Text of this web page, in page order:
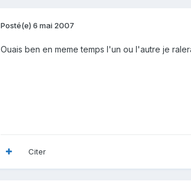
Posté(e) 6 mai 2007
Ouais ben en meme temps l'un ou l'autre je
Citer